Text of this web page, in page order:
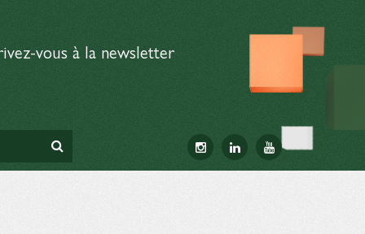
vous à la newsletter